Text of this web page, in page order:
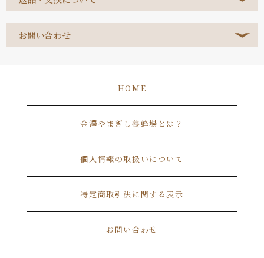
お問い合わせ
HOME
金澤やまぎし養蜂場とは？
個人情報の取扱いについて
特定商取引法に関する表示
お問い合わせ